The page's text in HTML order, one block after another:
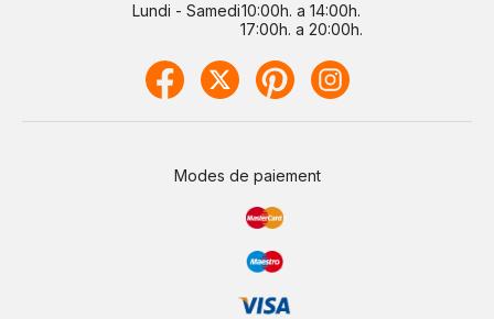
Lundi - Samedi10:00h. a 14:00h.
17:00h. a 20:00h.
Modes de paiement